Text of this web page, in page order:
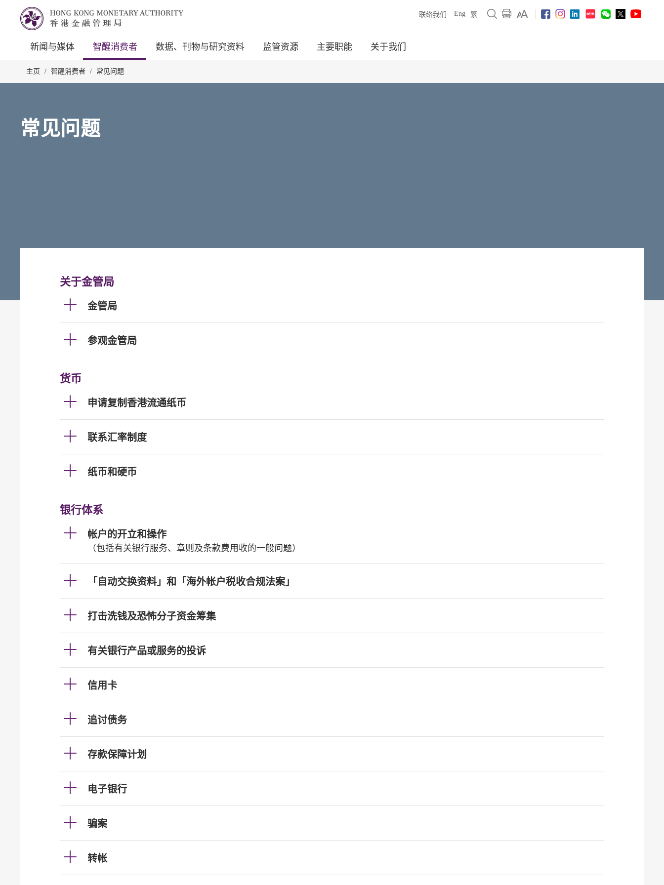
联络我们 Eng 繁
新闻与媒体 智醒消费者 数据、刊物与研究资料 监管资源 主要职能 关于我们
主页 / 智醒消费者 / 常见问题
常见问题
关于金管局
金管局
参观金管局
货币
申请复制香港流通纸币
联系汇率制度
纸币和硬币
银行体系
帐户的开立和操作
（包括有关银行服务、章则及条款费用收的一般问题）
「自动交换资料」和「海外帐户税收合规法案」
打击洗钱及恐怖分子资金筹集
有关银行产品或服务的投诉
信用卡
追讨债务
存款保障计划
电子银行
骗案
转帐